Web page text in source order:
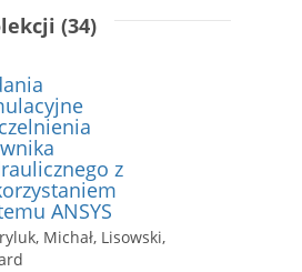
(34)
z
ANSYS
Michał, Lisowski,